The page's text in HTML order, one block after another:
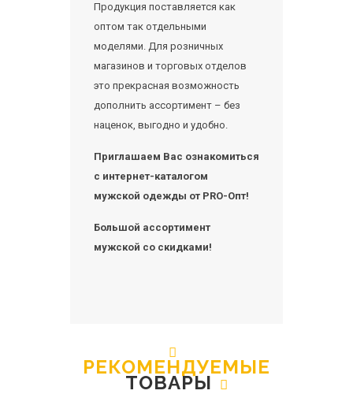
Продукция поставляется как
оптом так отдельными
моделями. Для розничных
магазинов и торговых отделов
это прекрасная возможность
дополнить ассортимент – без
наценок, выгодно и удобно.
Приглашаем Вас ознакомиться
с интернет-каталогом
мужской одежды от PRO-Опт!
Большой ассортимент
мужской со скидками!
РЕКОМЕНДУЕМЫЕ
ТОВАРЫ